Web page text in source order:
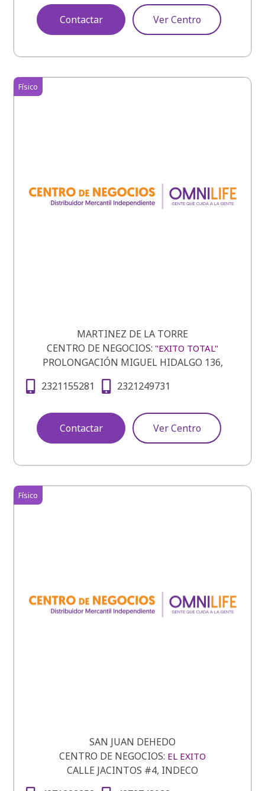
Contactar Ver Centro
MARTINEZ DE LA TORRE
Físico
CENTRO DE NEGOCIOS: "EXITO TOTAL"
PROLONGACIÓN MIGUEL HIDALGO 136,
2321155281
2321249731
Contactar Ver Centro
SAN JUAN DEHEDO
Físico
CENTRO DE NEGOCIOS: EL EXITO
CALLE JACINTOS #4, INDECO